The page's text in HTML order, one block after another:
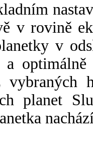
v rovině
v
a
planet